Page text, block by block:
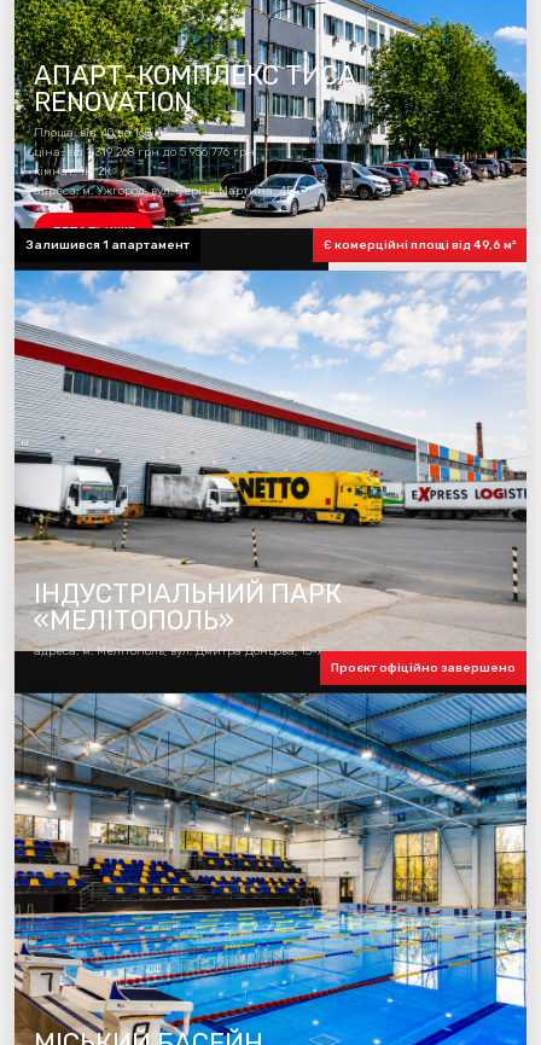
Залишився 1 апартамент Є комерційні площі від 49,6 м²
готовність комплексу 100%
АПАРТ-КОМПЛЕКС ТИСА
RENOVATION
Площа: від 40 до 168 м²
ціна: від 1 319 268 грн до 5 956 776 грн
кімнат: 1К, 2К
адреса: м. Ужгород, вул. Сергія Мартина, 4Б
ДЕТАЛЬНІШЕ
Проєкт офіційно завершено
ІНДУСТРІАЛЬНИЙ ПАРК
«МЕЛІТОПОЛЬ»
адреса: м. Мелітополь, вул. Дмитра Донцова, 15-7